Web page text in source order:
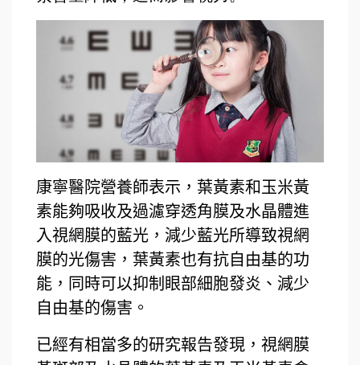
康寧醫院營養師表示，葉黃素和玉米黃
素能夠吸收及過濾穿透角膜及水晶體進
入視網膜的藍光，減少藍光所導致視網
膜的光傷害， 葉黃素也有抗自由基的功
能 ， 同時可以抑制眼部細胞發炎、減少
自由基的傷害。
已經有相當多的研究報告發現，視網膜